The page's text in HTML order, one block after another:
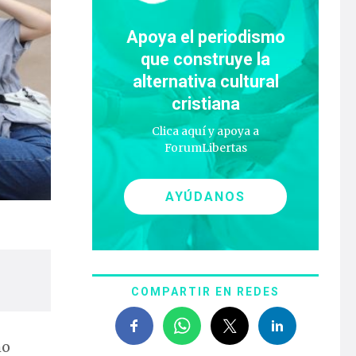
Apoya el periodismo
que construye la
alternativa cultural
cristiana
Clica aquí y apoya a
ForumLibertas
AYÚDANOS
COMPARTIR EN REDES